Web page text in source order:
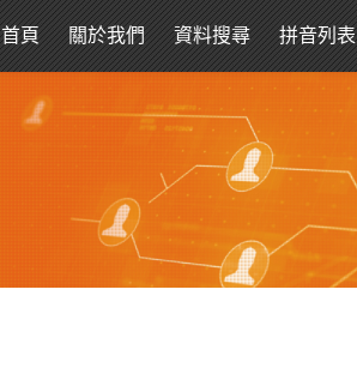
首頁 關於我們 資料搜尋 拼音列表